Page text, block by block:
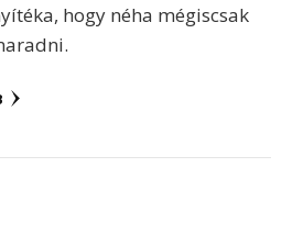
hogy néha mégiscsak